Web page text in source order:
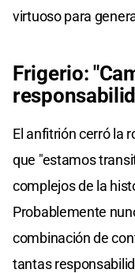
virtuoso para
Frigerio:
El anfitrión cerró la
que "estamos
complejos de la
Probablemente
combinación de
tantas